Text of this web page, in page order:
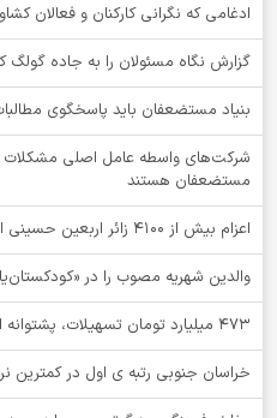
ادغامی که نگرانی کارکنان و فعالان
گزارش نگاه مسئولان را به جاده گولگ
بنیاد مستضعفان باید پاسخگوی
شرکت‌های واسطه عامل اصلی مشکلات
مستضعفان هستند
اعزام بیش از 4100 زائر اربعین حسینی از خراسان جنوبی
والدین شهریه مصوب را در
۴۷۳ میلیارد تومان تسهیلات، پشتوانه اشتغال مددجویان خراسان‌جنوبی
خراسان جنوبی رتبه ی اول در کمترین